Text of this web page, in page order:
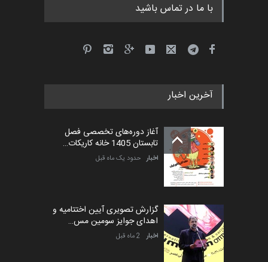
با ما در تماس باشید
آخرین اخبار
آغاز دوره‌های تخصصی فصل
تابستان 1405 خانه کاریکات…
اخبار حدود یک ماه قبل
گزارش تصویری آیین اختتامیه و
اهدای جوایز سومین مس…
اخبار 2 ماه قبل